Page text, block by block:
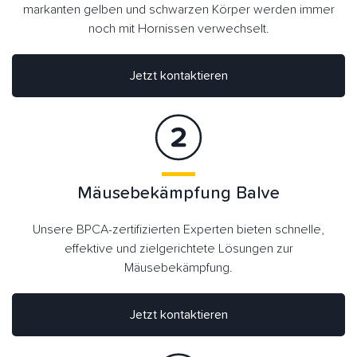
markanten gelben und schwarzen Körper werden immer
noch mit Hornissen verwechselt.
Jetzt kontaktieren
Jetzt kontaktieren
Mäusebekämpfung Balve
Unsere BPCA-zertifizierten Experten bieten schnelle,
effektive und zielgerichtete Lösungen zur
Mäusebekämpfung.